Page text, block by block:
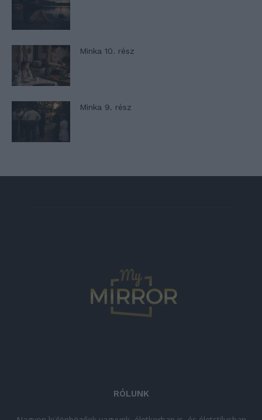
Minka 10. rész
Minka 9. rész
RÓLUNK